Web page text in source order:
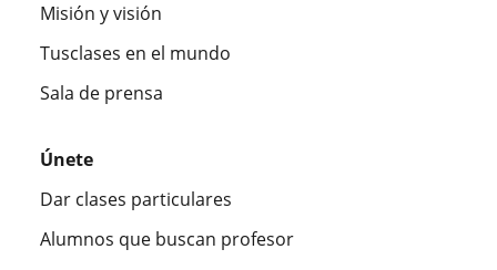
Misión y visión
Tusclases en el mundo
Sala de prensa
Únete
Dar clases particulares
Alumnos que buscan profesor